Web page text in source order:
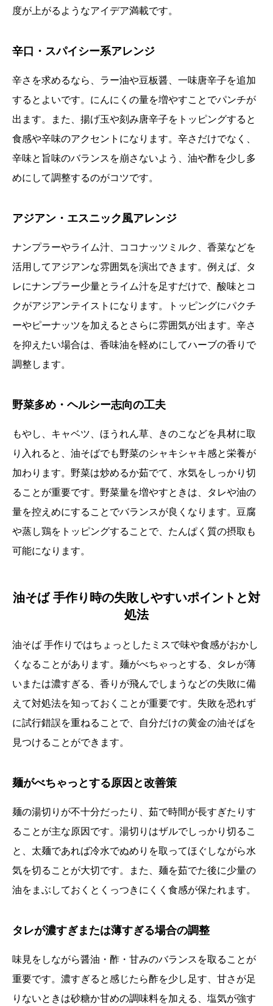
度が上がるようなアイデア満載です。
辛口・スパイシー系アレンジ
辛さを求めるなら、ラー油や豆板醤、一味唐辛子を追加
するとよいです。にんにくの量を増やすことでパンチが
出ます。また、揚げ玉や刻み唐辛子をトッピングすると
食感や辛味のアクセントになります。辛さだけでなく、
辛味と旨味のバランスを崩さないよう、油や酢を少し多
めにして調整するのがコツです。
アジアン・エスニック風アレンジ
ナンプラーやライム汁、ココナッツミルク、香菜などを
活用してアジアンな雰囲気を演出できます。例えば、タ
レにナンプラー少量とライム汁を足すだけで、酸味とコ
クがアジアンテイストになります。トッピングにパクチ
ーやピーナッツを加えるとさらに雰囲気が出ます。辛さ
を抑えたい場合は、香味油を軽めにしてハーブの香りで
調整します。
野菜多め・ヘルシー志向の工夫
もやし、キャベツ、ほうれん草、きのこなどを具材に取
り入れると、油そばでも野菜のシャキシャキ感と栄養が
加わります。野菜は炒めるか茹でて、水気をしっかり切
ることが重要です。野菜量を増やすときは、タレや油の
量を控えめにすることでバランスが良くなります。豆腐
や蒸し鶏をトッピングすることで、たんぱく質の摂取も
可能になります。
油そば 手作り時の失敗しやすいポイントと対
処法
油そば 手作りではちょっとしたミスで味や食感がおかし
くなることがあります。麺がべちゃっとする、タレが薄
いまたは濃すぎる、香りが飛んでしまうなどの失敗に備
えて対処法を知っておくことが重要です。失敗を恐れず
に試行錯誤を重ねることで、自分だけの黄金の油そばを
見つけることができます。
麺がべちゃっとする原因と改善策
麺の湯切りが不十分だったり、茹で時間が長すぎたりす
ることが主な原因です。湯切りはザルでしっかり切るこ
と、太麺であれば冷水でぬめりを取ってほぐしながら水
気を切ることが大切です。また、麺を茹でた後に少量の
油をまぶしておくとくっつきにくく食感が保たれます。
タレが濃すぎまたは薄すぎる場合の調整
味見をしながら醤油・酢・甘みのバランスを取ることが
重要です。濃すぎると感じたら酢を少し足す、甘さが足
りないときは砂糖か甘めの調味料を加える、塩気が強す